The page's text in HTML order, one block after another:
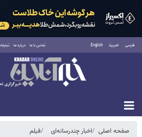
فارسی العربية English تماس با ما درباره ما
جمعه ۱۶ مرداد ۱۴۰۵
صفحه اصلی اخبار چندرسانه‌ای فیلم